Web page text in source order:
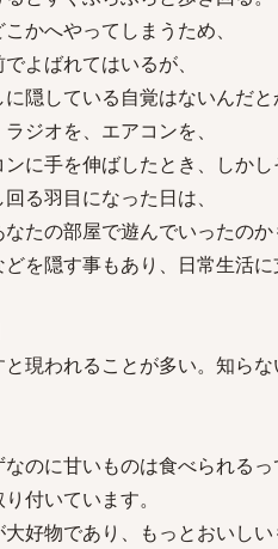
かへやってしまうため、
よばれてはいるが、
隠している自覚はないんだと
ジオを、エアコンを、
に手を伸ばしたとき、しかし
る羽目になった日は、
たの部屋で遊んでいったの
を隠す事もあり、日常生活
現われることが多い。知らな
のに甘いものは食べられる
付いています。
好物であり、もっとおいし